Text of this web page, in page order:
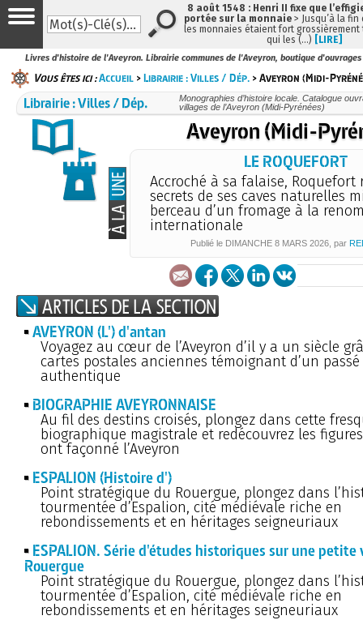
Livres d'histoire de l'Aveyron. Librairie communes de l'Aveyron, boutique
Vous êtes ici :Accueil >Librairie : Villes / Dép. > Aveyron (Midi-
Librairie : Villes / Dép.
Monographies d’histoire locale. Catalogue
villages de l’Aveyron (Midi-Pyrénées)
Aveyron (Midi-
LE ROQUEFORT
Accroché à sa falaise, Roquefort
secrets de ses caves naturelles
berceau d’un fromage à la
internationale
Publié le DIMANCHE 8 MARS 2026, par
AVEYRON (L') d'antan
Voyagez au cœur de l’Aveyron d’il y a un siècle
cartes postales anciennes témoignant d’un
authentique
BIOGRAPHIE AVEYRONNAISE
Au fil des destins croisés, plongez dans cette
biographique magistrale et redécouvrez les
ont façonné l’Aveyron
ESPALION (Histoire d')
Point stratégique du Rouergue, plongez dans
tourmentée d’Espalion, cité médiévale riche en
rebondissements et en héritages seigneuriaux
ESPALION. Série d'études historiques sur une
Rouergue
Point stratégique du Rouergue, plongez dans
tourmentée d’Espalion, cité médiévale riche en
rebondissements et en héritages seigneuriaux
8 août 1548 : Henri II fixe que
portée sur la monnaie> Jusqu’à la fin
les monnaies étaient fort grossièrement
qui les (…) [LIRE]